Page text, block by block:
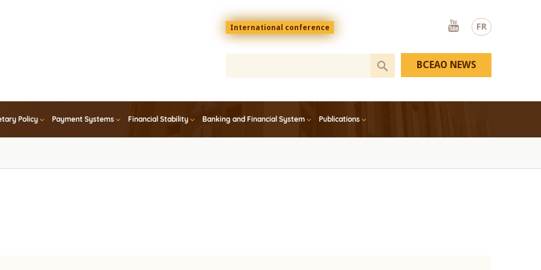
FR
Menu
top
En
International conference
Youtube
Policy Payment Systems Financial Stability Banking and Financial System Publications
BCEAO NEWS